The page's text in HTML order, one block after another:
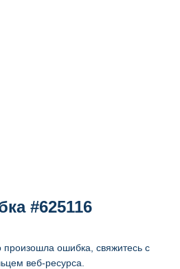
#625116
произошла ошибка, свяжитесь с
веб-ресурса.